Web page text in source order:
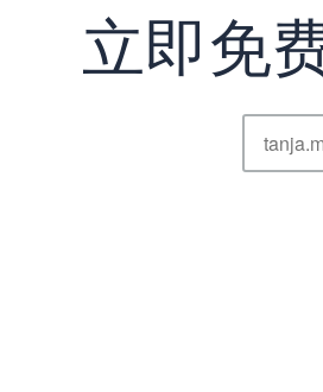
立即免